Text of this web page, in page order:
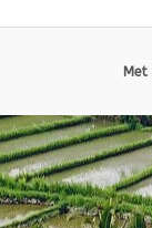
Met